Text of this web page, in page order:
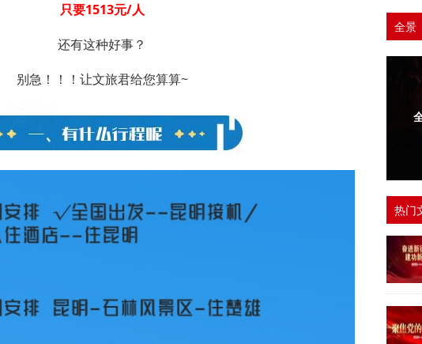
只要1513元/人
还有这种好事？
别急！！！让文旅君给您算算~
全景
热门